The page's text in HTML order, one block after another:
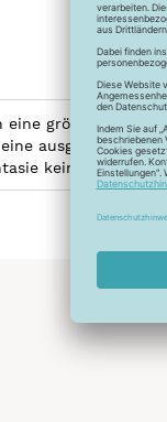
eine größere
keine Grenzen